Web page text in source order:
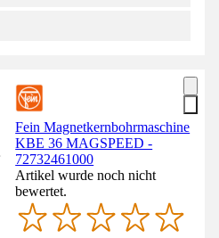
Fein Magnetkernbohrmaschine
KBE 36 MAGSPEED -
72732461000
Artikel wurde noch nicht
bewertet.